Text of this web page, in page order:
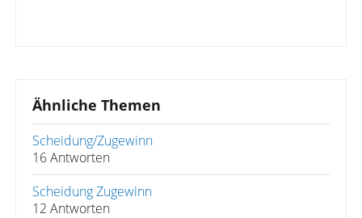
Ähnliche Themen
Scheidung/Zugewinn
16 Antworten
Scheidung Zugewinn
12 Antworten